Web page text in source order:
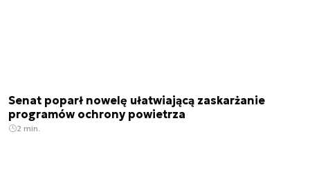
Senat poparł nowelę ułatwiającą zaskarżanie
programów ochrony powietrza
2 min.